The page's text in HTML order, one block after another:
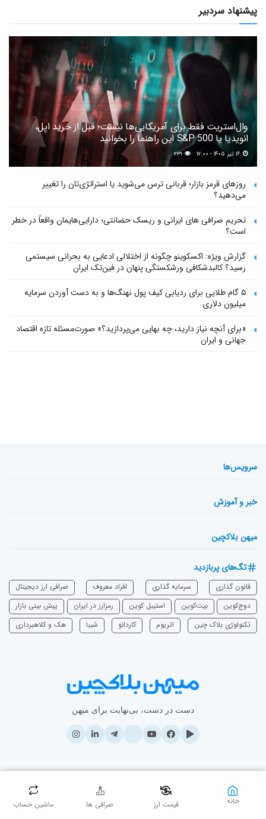
پیشنهاد سردبیر
وال‌استریت فقط برای آمریکایی‌ها نیست؛ قبل از خرید اپل،
انویدیا یا S&P 500 این راهنما را بخوانید
۲۳۱
روزهای قرمز بازار؛ قربانی ترس می‌شوید یا استراتژی‌تان را تغییر
می‌دهید؟
تحریم صرافی های ایرانی و ریسک حضانتی؛ دارایی‌هایمان واقعاً در خطر
است؟
گزارش ویژه: اکسکوینو چگونه از اختلالی ادعایی به بحرانی سیستمی
رسید؟ کالبدشکافی ورشکستگی پنهان در فین‌تک ایران
۵ گام طلایی برای ردیابی کیف پول‌ نهنگ‌ها و به دست آوردن سرمایه
میلیون دلاری
«برای آنچه نیاز دارید، چه بهایی می‌پردازید؟» صورت‌مسئله تازه اقتصاد
جهانی و ایران
خانه قیمت ارز صرافی ها ماشین حساب
سرویس‌ها
خبر و آموزش
میهن بلاکچین
تگ‌های پربازدید
قانون گذاری سرمایه‌ گذاری افراد معروف
صرافی ارز دیجیتال
دوج‌کوین
بیت‌کوین استیبل کوین رمزارز در ایران
پیش بینی بازار
تکنولوژی بلاک چین
اتریوم ‌کاردانو شیبا هک و کلاهبرداری
دست در دست، بی‌نهایت برای میهن
© ۲۰۲۶ - تمامی حقوق مادی و معنوی این وبسایت نزد میهن بلاکچین محفوظ